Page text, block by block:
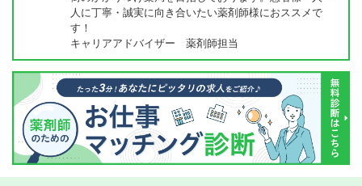
人に丁寧・誠実に向き合いたい薬剤師様におススメで
す！
キャリアアドバイザー 薬剤師担当